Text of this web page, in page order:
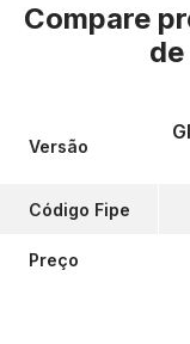
Compare
de
Versão
Código Fipe
Preço